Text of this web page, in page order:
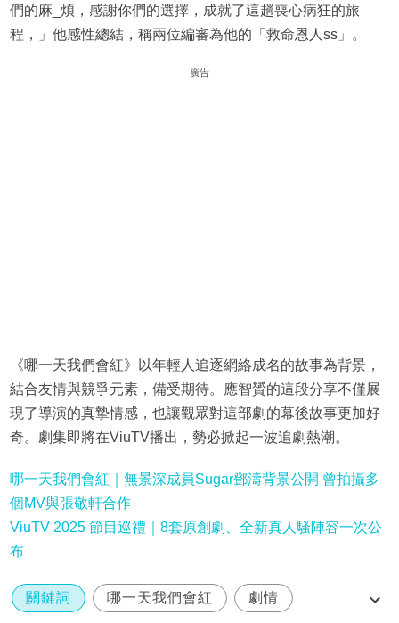
們的麻_煩，感謝你們的選擇，成就了這趟喪心病狂的旅
程，」他感性總結，稱兩位編審為他的「救命恩人ss」。
廣告
《哪一天我們會紅》以年輕人追逐網絡成名的故事為背景，
結合友情與競爭元素，備受期待。應智贇的這段分享不僅展
現了導演的真摯情感，也讓觀眾對這部劇的幕後故事更加好
奇。劇集即將在ViuTV播出，勢必掀起一波追劇熱潮。
哪一天我們會紅｜無景深成員Sugar鄧濤背景公開 曾拍攝多
個MV與張敬軒合作
ViuTV 2025 節目巡禮｜8套原創劇、全新真人騷陣容一次公
布
關鍵詞 哪一天我們會紅 劇情